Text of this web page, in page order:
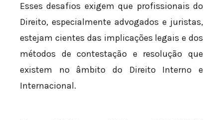
Esses desafios exigem que profissionais do
Direito, especialmente advogados e juristas,
estejam cientes das implicações legais e dos
métodos de contestação e resolução que
existem no âmbito do Direito Interno e
Internacional.